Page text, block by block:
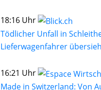
18:16 Uhr
Tödlicher Unfall in
Lieferwagenfahrer
16:21 Uhr
Made in Switzerland: Von